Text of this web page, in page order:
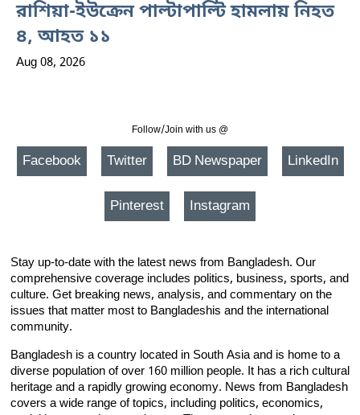
রাশিয়া-ইউক্রেন পাল্টাপাল্টি হামলায় নিহত
৪, আহত ১১
Aug 08, 2026
Follow/Join with us @
Facebook Twitter BD Newspaper LinkedIn
Pinterest Instagram
Stay up-to-date with the latest news from Bangladesh. Our
comprehensive coverage includes politics, business, sports, and
culture. Get breaking news, analysis, and commentary on the
issues that matter most to Bangladeshis and the international
community.
Bangladesh is a country located in South Asia and is home to a
diverse population of over 160 million people. It has a rich cultural
heritage and a rapidly growing economy. News from Bangladesh
covers a wide range of topics, including politics, economics,